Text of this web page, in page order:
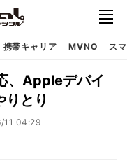
携帯キャリア MVNO ス
、Appleデバイ
りとり
11 04:29